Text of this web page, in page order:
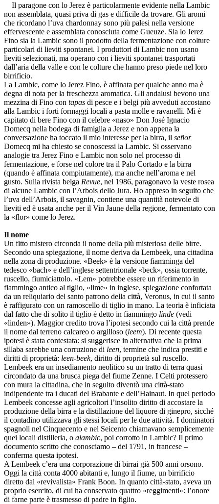
Il paragone con lo Jerez è particolarmente evidente nella Lambic
non assemblata, quasi priva di gas e difficile da trovare. Gli aromi
che ricordano l’uva chardonnay sono più palesi nella versione
effervescente e assemblata conosciuta come Gueuze. Sia lo Jerez
Fino sia la Lambic sono il prodotto della fermentazione con colture
particolari di lieviti spontanei. I produttori di Lambic non usano
lieviti selezionati, ma operano con i lieviti spontanei trasportati
dall’aria della valle e con le colture che hanno preso piede nel loro
birrificio.
La Lambic, come lo Jerez Fino, è affinata per qualche anno ma è
degna di nota per la freschezza aromatica. Gli andalusi bevono una
mezzina di Fino con tapas di pesce e i belgi più avveduti accostano
alla Lambic i forti formaggi locali a pasta molle e ravanelli. Mi è
capitato di bere Fino con il celebre «naso» Don José Ignacio
Domecq nella bodega di famiglia a Jerez e non appena la
conversazione ha toccato il mio interesse per la birra, il señor
Domecq mi ha chiesto se conoscessi la Lambic. Si osservano
analogie tra Jerez Fino e Lambic non solo nel processo di
fermentazione, e forse nel colore tra il Palo Cortado e la birra
(quando è affinata compiutamente), ma anche nell’aroma e nel
gusto. Sulla rivista belga Revue, nel 1986, paragonavo la veste rosea
di alcune Lambic con l’Arbois dello Jura. Ho appreso in seguito che
l’uva dell’Arbois, il savagnin, contiene una quantità notevole di
lieviti ed è usata anche per il Vin Jaune della regione, fermentato con
la «flor» come lo Jerez.
Il nome
Un fitto mistero circonda il nome della più misteriosa delle birre.
Secondo una spiegazione, il nome deriva da Lembeek, una cittadina
nella zona di produzione. «Beek» è la versione fiamminga del
tedesco «bach» e dell’inglese settentrionale «beck», ossia torrente,
ruscello, fiumiciattolo. «Lem» potrebbe essere un riferimento in
fiammingo antico al tiglio, «lime» in inglese, spiegazione confortata
da un reliquiario del santo patrono della città, Veronus, in cui il santo
è raffigurato con un ramoscello di tiglio in mano. La teoria è inficiata
dal fatto che di solito il tiglio è detto in fiammingo linde (vedi
«linden»). Maggior credito trova l’ipotesi secondo cui la città prende
il nome dal terreno calcareo o argilloso (leem). Di recente questa
ipotesi è stata contestata: si suggerisce in alternativa che la prima
sillaba sarebbe una corruzione di leen, termine che indica prestiti e
diritti di proprietà: leen-beek, diritto di proprietà sul ruscello.
Lembeek era un insediamento neolitico su un tratto di terra quasi
circondato da una brusca piega del fiume Zenne. I Celti protessero
con mura la cittadina, che in seguito diventò una città-stato
indipendente tra i ducati del Brabante e dell’Hainaut. In quel periodo
Lembeek concesse agli agricoltori l’insolito diritto di accostare la
produzione della birra e la distillazione del liquore di ginepro, sicché
il contadino utilizzava gli stessi locali per le due attività. I dominatori
spagnoli nel Cinquecento e nel Seicento chiamavano semplicemente
quei locali distilleria, o alambic, poi corrotto in Lambic? Il primo
documento scritto che conosciamo – del 1791, in francese –
conferma questa ipotesi.
A Lembeek c’era una corporazione di birrai già 500 anni orsono.
Oggi la città conta 4000 abitanti e, lungo il fiume, un birrificio
diretto dal «revivalista» Frank Boon. In quanto città-stato, aveva un
proprio esercito, di cui ha conservato quattro «reggimenti»: l’onore
di farne parte è trasmesso di padre in figlio.